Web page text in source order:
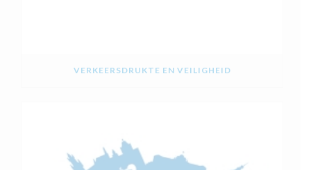
VERKEERSDRUKTE EN VEILIGHEID